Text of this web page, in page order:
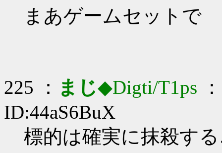
まあゲームセットで
225 ： まじ◆Digti/T1ps
ID:44aS6BuX
標的は確実に抹殺す